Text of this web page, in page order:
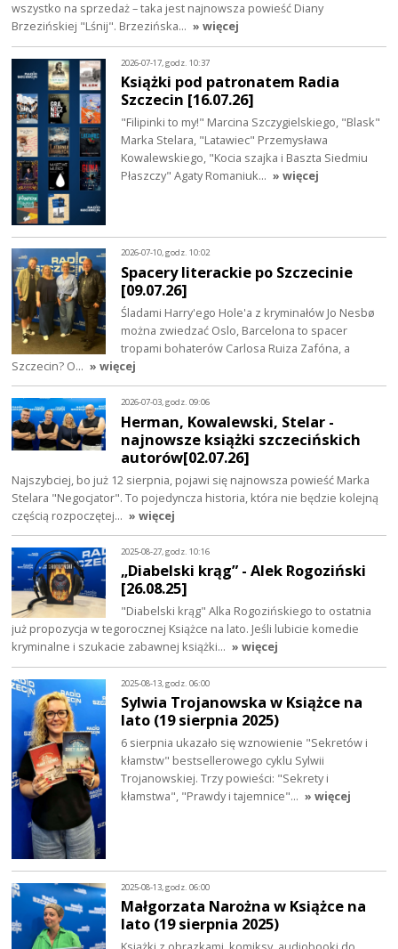
wszystko na sprzedaż – taka jest najnowsza powieść Diany
Brzezińskiej "Lśnij". Brzezińska… » więcej
2026-07-17, godz. 10:37
Książki pod patronatem Radia
Szczecin [16.07.26]
"Filipinki to my!" Marcina Szczygielskiego, "Blask"
Marka Stelara, "Latawiec" Przemysława
Kowalewskiego, "Kocia szajka i Baszta Siedmiu
Płaszczy" Agaty Romaniuk… » więcej
2026-07-10, godz. 10:02
Spacery literackie po Szczecinie
[09.07.26]
Śladami Harry'ego Hole'a z kryminałów Jo Nesbø
można zwiedzać Oslo, Barcelona to spacer
tropami bohaterów Carlosa Ruiza Zafóna, a
Szczecin? O… » więcej
2026-07-03, godz. 09:06
Herman, Kowalewski, Stelar -
najnowsze książki szczecińskich
autorów[02.07.26]
Najszybciej, bo już 12 sierpnia, pojawi się najnowsza powieść Marka
Stelara "Negocjator". To pojedyncza historia, która nie będzie kolejną
częścią rozpoczętej… » więcej
2025-08-27, godz. 10:16
„Diabelski krąg” - Alek Rogoziński
[26.08.25]
"Diabelski krąg" Alka Rogozińskiego to ostatnia
już propozycja w tegorocznej Książce na lato. Jeśli lubicie komedie
kryminalne i szukacie zabawnej książki… » więcej
2025-08-13, godz. 06:00
Sylwia Trojanowska w Książce na
lato (19 sierpnia 2025)
6 sierpnia ukazało się wznowienie "Sekretów i
kłamstw" bestsellerowego cyklu Sylwii
Trojanowskiej. Trzy powieści: "Sekrety i
kłamstwa", "Prawdy i tajemnice"… » więcej
2025-08-13, godz. 06:00
Małgorzata Narożna w Książce na
lato (19 sierpnia 2025)